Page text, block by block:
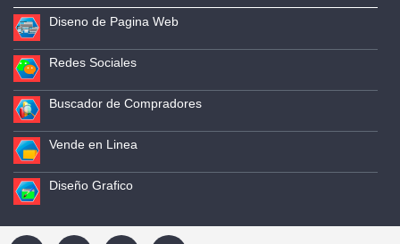
Diseno de Pagina Web
Redes Sociales
Buscador de Compradores
Vende en Linea
Diseño Grafico